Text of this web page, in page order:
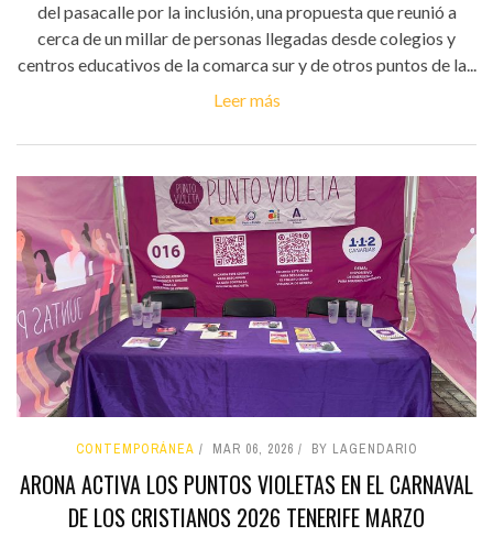
del pasacalle por la inclusión, una propuesta que reunió a
cerca de un millar de personas llegadas desde colegios y
centros educativos de la comarca sur y de otros puntos de la...
Leer más
CONTEMPORÁNEA MAR 06, 2026 BY LAGENDARIO
ARONA ACTIVA LOS PUNTOS VIOLETAS EN EL CARNAVAL
DE LOS CRISTIANOS 2026 TENERIFE MARZO